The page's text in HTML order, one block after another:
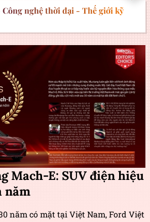
nghệ thời đại - Thế giới kỹ
Mach-E: SUV điện hiệu
năm
năm có mặt tại Việt Nam, Ford Việt